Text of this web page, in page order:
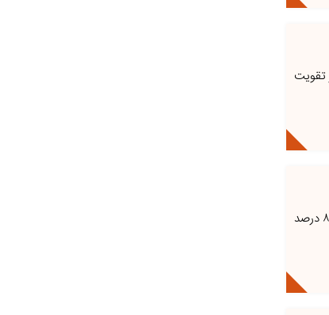
تقویت
پیام مازند - مهر/ اگرچه تأخیرهای حرکتی بخشی از معیارهای اصلی تشخیصی نیستند، اما تخمین زده می‌شود که ۵۰ تا ۸۸ درصد